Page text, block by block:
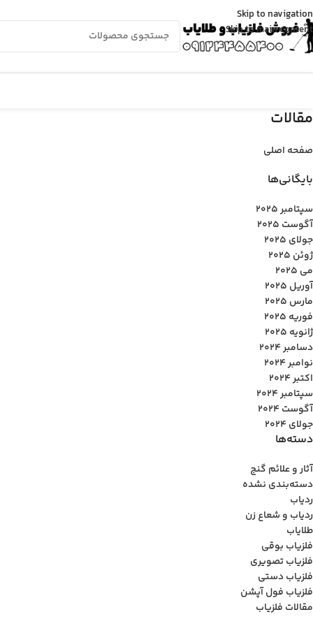
Skip to navigation
Skip to main content
مقالات
صفحه اصلی
بایگانی‌ها
سپتامبر 2025
آگوست 2025
جولای 2025
ژوئن 2025
می 2025
آوریل 2025
مارس 2025
فوریه 2025
ژانویه 2025
دسامبر 2024
نوامبر 2024
اکتبر 2024
سپتامبر 2024
آگوست 2024
جولای 2024
دسته‌ها
آثار و علائم گنج
دسته‌بندی نشده
ردیاب
ردیاب و شعاع زن
طلایاب
فلزیاب بوقی
فلزیاب تصویری
فلزیاب دستی
فلزیاب فول آپشن
مقالات فلزیاب